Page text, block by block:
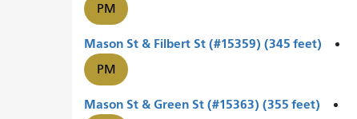
PM
Mason St & Filbert St (#15359) (345 feet)
PM
Mason St & Green St (#15363) (355 feet)